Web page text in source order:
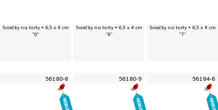
Sviečky na torty • 6,5 x 4 cm
"0"
Sviečky na torty • 6,5 x 4 cm
"6"
Sviečky na torty • 6,5 x 4 cm
"7"
56180-8 56180-9 56184-6